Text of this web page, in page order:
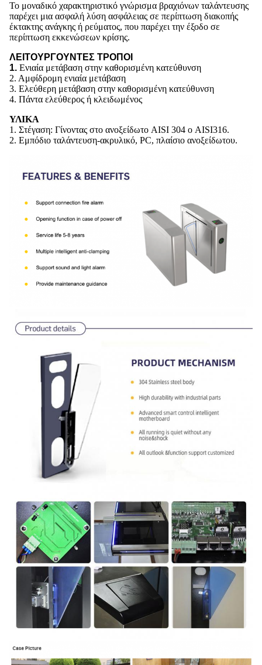
Το μοναδικό χαρακτηριστικό γνώρισμα βραχιόνων ταλάντευσης
παρέχει μια ασφαλή λύση ασφάλειας σε περίπτωση διακοπής
έκτακτης ανάγκης ή ρεύματος, που παρέχει την έξοδο σε
περίπτωση εκκενώσεων κρίσης.
ΛΕΙΤΟΥΡΓΟΥΝΤΕΣ ΤΡΟΠΟΙ
1. Ενιαία μετάβαση στην καθορισμένη κατεύθυνση
2. Αμφίδρομη ενιαία μετάβαση
3. Ελεύθερη μετάβαση στην καθορισμένη κατεύθυνση
4. Πάντα ελεύθερος ή κλειδωμένος
ΥΛΙΚΑ
1. Στέγαση: Γίνοντας στο ανοξείδωτο AISI 304 ο AISI316.
2. Εμπόδιο ταλάντευση-ακρυλικό, PC, πλαίσιο ανοξείδωτου.